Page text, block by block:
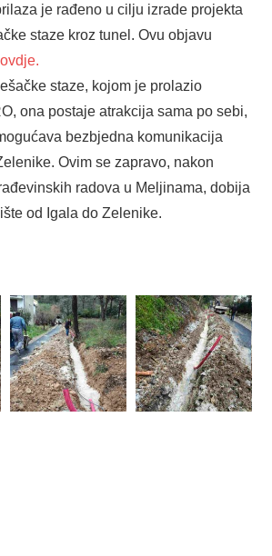
je rađeno u cilju izrade projekta
staze kroz tunel. Ovu objavu
ovdje.
staze, kojom je prolazio
ona postaje atrakcija sama po sebi,
bezbjedna komunikacija
Ovim se zapravo, nakon
radova u Meljinama, dobija
od Igala do Zelenike.